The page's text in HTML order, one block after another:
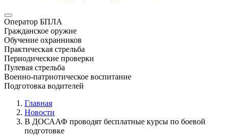
Оператор БПЛА
Гражданское оружие
Обучение охранников
Практическая стрельба
Периодические проверки
Пулевая стрельба
Военно-патриотическое воспитание
Подготовка водителей
Главная
Новости
В ДОСААФ проводят бесплатные курсы по боевой
подготовке